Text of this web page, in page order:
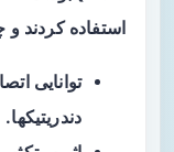
استفاده کردند و
توانایی
دندریتیکها.